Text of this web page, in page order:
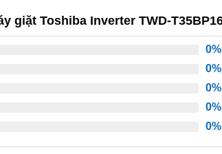
giặt Toshiba Inverter TWD-
0%
0%
0%
0%
0%